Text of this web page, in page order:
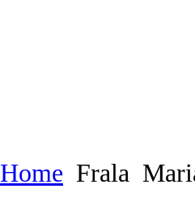
Home Frala